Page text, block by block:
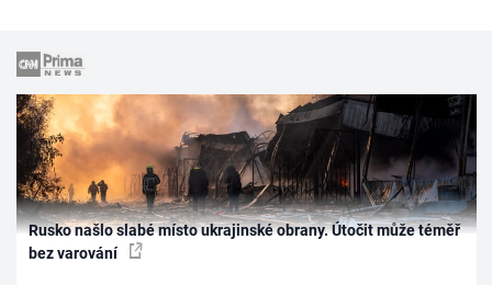
Rusko našlo slabé místo ukrajinské obrany. Útočit může téměř
bez varování